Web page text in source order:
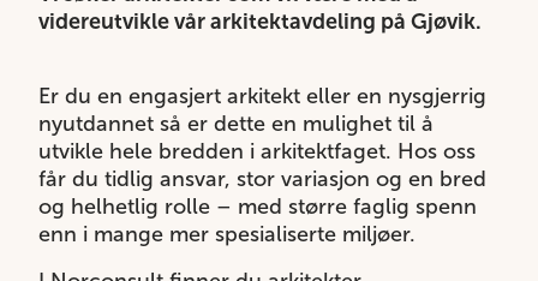
videreutvikle vår arkitektavdeling på Gjøvik.
Er du en engasjert arkitekt eller en nysgjerrig
nyutdannet så er dette en mulighet til å
utvikle hele bredden i arkitektfaget. Hos oss
får du tidlig ansvar, stor variasjon og en bred
og helhetlig rolle – med større faglig spenn
enn i mange mer spesialiserte miljøer.